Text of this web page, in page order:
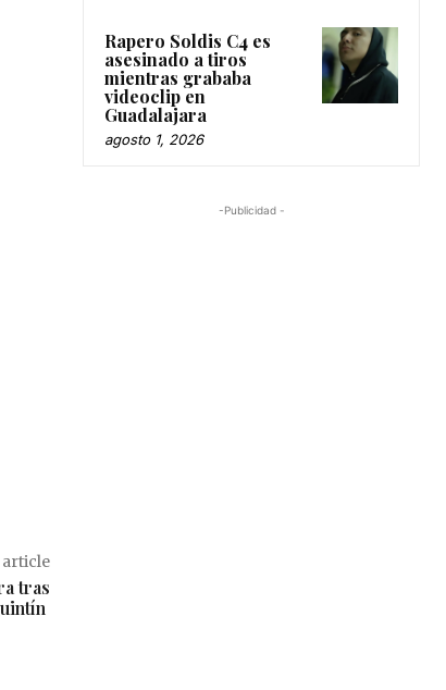
article
tras
Rapero Soldis C4 es
asesinado a tiros
mientras grababa
videoclip en
Guadalajara
agosto 1, 2026
-Publicidad -